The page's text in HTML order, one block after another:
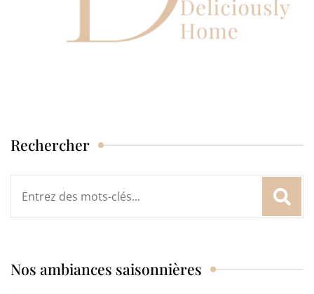
Rechercher
Nos ambiances saisonnières